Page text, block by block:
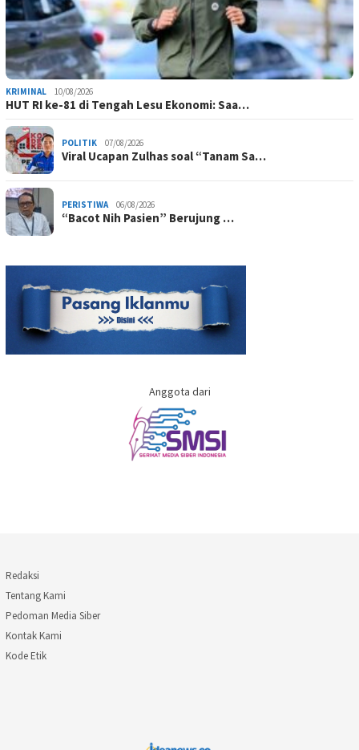
KRIMINAL 10/08/2026
HUT RI ke-81 di Tengah Lesu Ekonomi: Saa…
POLITIK 07/08/2026
Viral Ucapan Zulhas soal “Tanam Sa…
PERISTIWA 06/08/2026
“Bacot Nih Pasien” Berujung …
Anggota dari
Redaksi
Tentang Kami
Pedoman Media Siber
Kontak Kami
Kode Etik